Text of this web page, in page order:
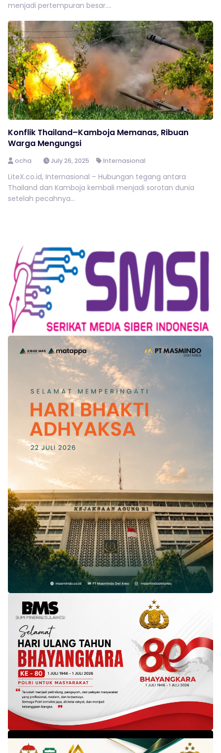
menjadi pertempuran besar....
Konflik Thailand–Kamboja Memanas, Ribuan
Warga Mengungsi
ocha July 26, 2025 Internasional
LiteX.co.id, Internasional – Hubungan tegang antara
Thailand dan Kamboja kembali menjadi sorotan dunia
setelah pecahnya...